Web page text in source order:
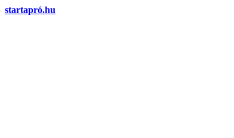
startapró.hu